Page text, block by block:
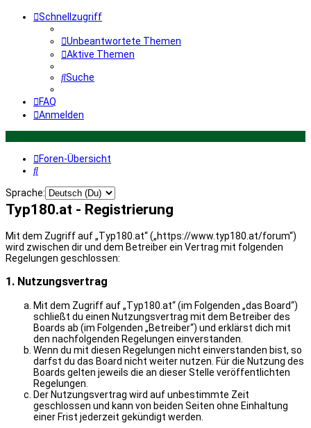
Schnellzugriff
Unbeantwortete Themen
Aktive Themen
Suche
FAQ
Anmelden
Foren-Übersicht
Suche
Sprache:
Typ180.at - Registrierung
Mit dem Zugriff auf „Typ180.at“ („https://www.typ180.at/forum“)
wird zwischen dir und dem Betreiber ein Vertrag mit folgenden
Regelungen geschlossen:
1. Nutzungsvertrag
Mit dem Zugriff auf „Typ180.at“ (im Folgenden „das Board“)
schließt du einen Nutzungsvertrag mit dem Betreiber des
Boards ab (im Folgenden „Betreiber“) und erklärst dich mit
den nachfolgenden Regelungen einverstanden.
Wenn du mit diesen Regelungen nicht einverstanden bist, so
darfst du das Board nicht weiter nutzen. Für die Nutzung des
Boards gelten jeweils die an dieser Stelle veröffentlichten
Regelungen.
Der Nutzungsvertrag wird auf unbestimmte Zeit
geschlossen und kann von beiden Seiten ohne Einhaltung
einer Frist jederzeit gekündigt werden.